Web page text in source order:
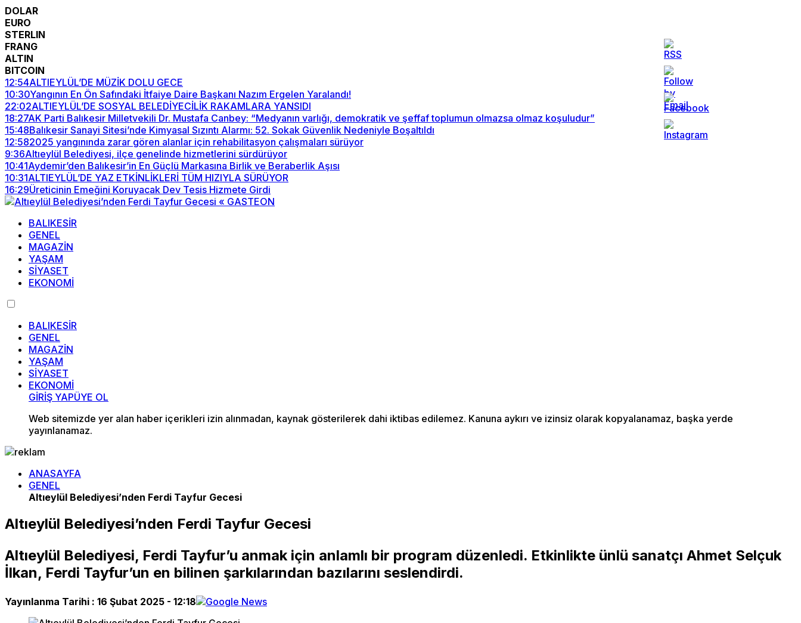
DOLAR
EURO
STERLIN
FRANG
ALTIN
BITCOIN
12:54ALTIEYLÜL’DE MÜZİK DOLU GECE
10:30Yangının En Ön Safındaki İtfaiye Daire Başkanı Nazım Ergelen Yaralandı!
22:02ALTIEYLÜL’DE SOSYAL BELEDİYECİLİK RAKAMLARA YANSIDI
18:27AK Parti Balıkesir Milletvekili Dr. Mustafa Canbey: “Medyanın varlığı, demokratik ve şeffaf toplumun olmazsa olmaz koşuludur”
15:48Balıkesir Sanayi Sitesi’nde Kimyasal Sızıntı Alarmı: 52. Sokak Güvenlik Nedeniyle Boşaltıldı
12:582025 yangınında zarar gören alanlar için rehabilitasyon çalışmaları sürüyor
9:36Altıeylül Belediyesi, ilçe genelinde hizmetlerini sürdürüyor
10:41Aydemir’den Balıkesir’in En Güçlü Markasına Birlik ve Beraberlik Aşısı
10:31ALTIEYLÜL’DE YAZ ETKİNLİKLERİ TÜM HIZIYLA SÜRÜYOR
16:29Üreticinin Emeğini Koruyacak Dev Tesis Hizmete Girdi
BALIKESİR
GENEL
MAGAZİN
YAŞAM
SİYASET
EKONOMİ
BALIKESİR
GENEL
MAGAZİN
YAŞAM
SİYASET
EKONOMİ
GİRİŞ YAPÜYE OL
Web sitemizde yer alan haber içerikleri izin alınmadan, kaynak gösterilerek dahi iktibas edilemez. Kanuna aykırı ve izinsiz olarak kopyalanamaz, başka yerde
yayınlanamaz.
ANASAYFA
GENEL
Altıeylül Belediyesi’nden Ferdi Tayfur Gecesi
Altıeylül Belediyesi’nden Ferdi Tayfur Gecesi
Altıeylül Belediyesi, Ferdi Tayfur’u anmak için anlamlı bir program düzenledi. Etkinlikte ünlü sanatçı Ahmet Selçuk
İlkan, Ferdi Tayfur’un en bilinen şarkılarından bazılarını seslendirdi.
Yayınlanma Tarihi : 16 Şubat 2025 - 12:18